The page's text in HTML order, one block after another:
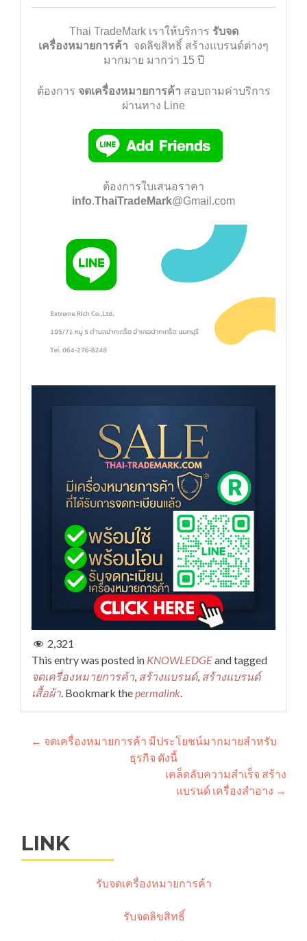
Thai TradeMarkเราให้บริการ รับจด
เครื่องหมายการค้า จดลิขสิทธิ์ สร้างแบรนด์ต่างๆ
มากมาย มากว่า 15 ปี
ต้องการ จดเครื่องหมายการค้า สอบถามค่าบริการ
ผ่านทาง Line
ต้องการใบเสนอราคา
info.ThaiTradeMark@Gmail.com
2,321
This entry was posted in KNOWLEDGEand tagged
จดเครื่องหมายการค้า, สร้างแบรนด์, สร้างแบรนด์
เสื้อผ้า. Bookmark thepermalink.
แนะแนว
← จดเครื่องหมายการค้า มีประโยชน์มากมายสำหรับ
ธุรกิจ ดังนี้
เคล็ดลับความสำเร็จ สร้าง
แบรนด์ เครื่องสำอาง →
LINK
รับจดเครื่องหมายการค้า
รับจดลิขสิทธิ์